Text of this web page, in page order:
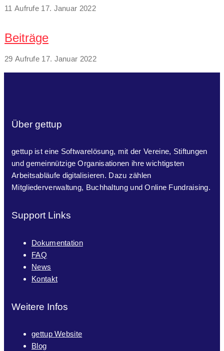
11 Aufrufe 17. Januar 2022
Beiträge
29 Aufrufe 17. Januar 2022
Über gettup
gettup ist eine Softwarelösung, mit der Vereine, Stiftungen
und gemeinnützige Organisationen ihre wichtigsten
Arbeitsabläufe digitalisieren. Dazu zählen
Mitgliederverwaltung, Buchhaltung und Online Fundraising.
Support Links
Dokumentation
FAQ
News
Kontakt
Weitere Infos
gettup Website
Blog